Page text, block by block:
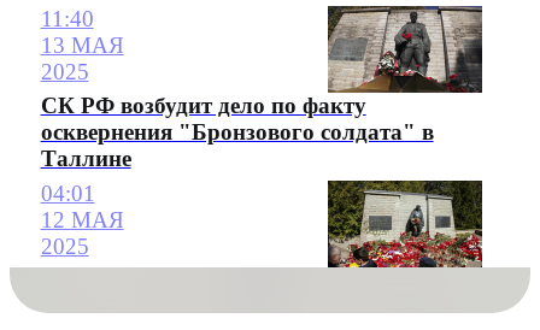
11:40
13 МАЯ
2025
СК РФ возбудит дело по факту
осквернения "Бронзового солдата" в
Таллине
04:01
12 МАЯ
2025